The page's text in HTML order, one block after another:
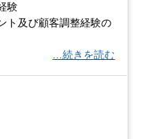
験
ト及び顧客調整経験の
…続きを読む